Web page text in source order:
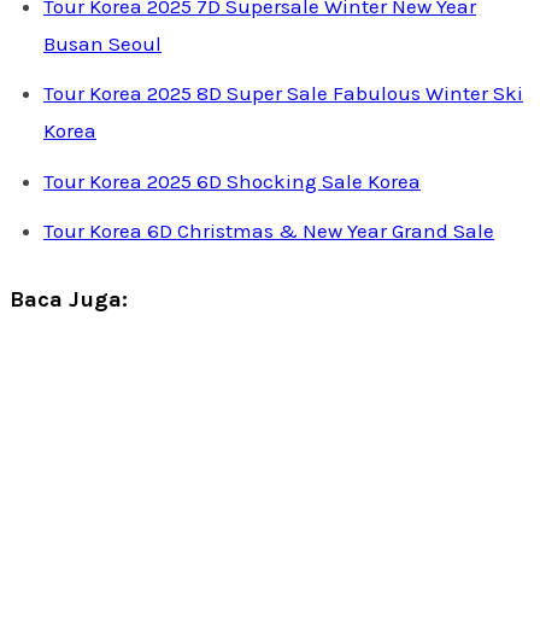
Tour Korea 2025 7D Supersale Winter New Year
Busan Seoul
Tour Korea 2025 8D Super Sale Fabulous Winter Ski
Korea
Tour Korea 2025 6D Shocking Sale Korea
Tour Korea 6D Christmas & New Year Grand Sale
Baca Juga: